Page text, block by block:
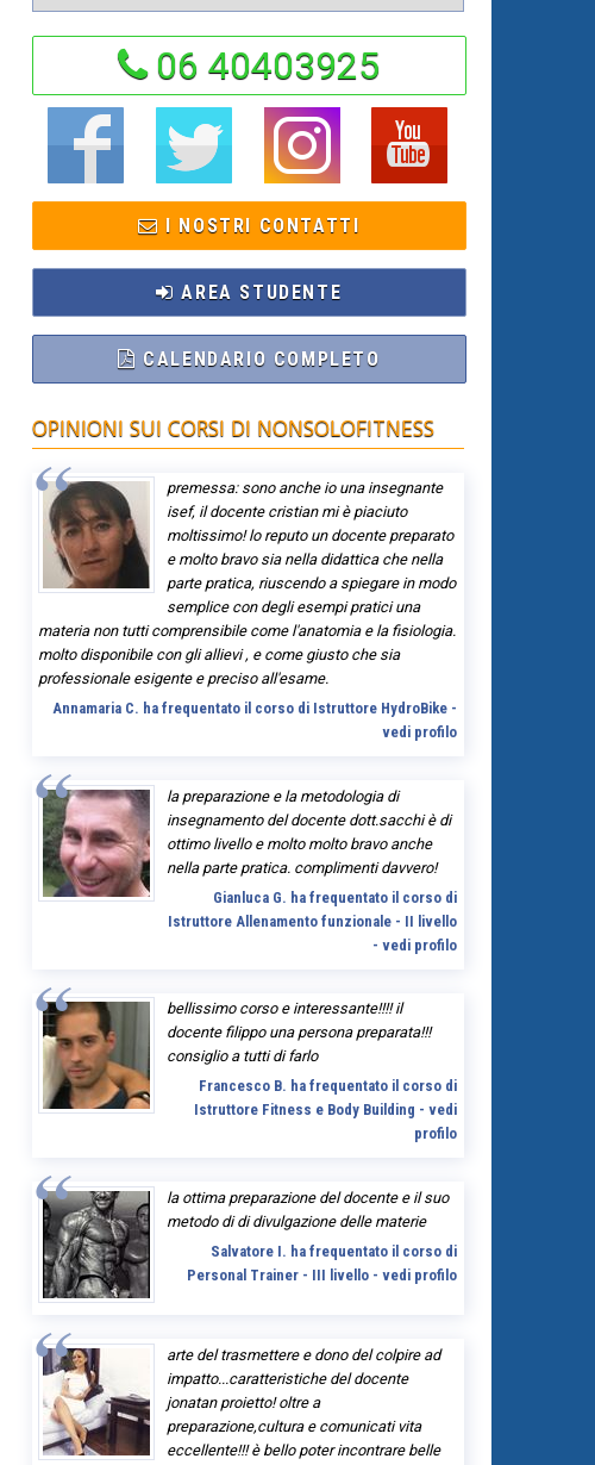
06 40403925
I NOSTRI CONTATTI
AREA STUDENTE
CALENDARIO COMPLETO
OPINIONI SUI CORSI DI NONSOLOFITNESS
premessa: sono anche io una insegnante
isef, il docente cristian mi è piaciuto
moltissimo! lo reputo un docente preparato
e molto bravo sia nella didattica che nella
parte pratica, riuscendo a spiegare in modo
semplice con degli esempi pratici una
materia non tutti comprensibile come l'anatomia e la fisiologia.
molto disponibile con gli allievi , e come giusto che sia
professionale esigente e preciso all'esame.
Annamaria C. ha frequentato il corso di Istruttore HydroBike -
vedi profilo
la preparazione e la metodologia di
insegnamento del docente dott.sacchi è di
ottimo livello e molto molto bravo anche
nella parte pratica. complimenti davvero!
Gianluca G. ha frequentato il corso di
Istruttore Allenamento funzionale - II livello
- vedi profilo
bellissimo corso e interessante!!!! il
docente filippo una persona preparata!!!
consiglio a tutti di farlo
Francesco B. ha frequentato il corso di
Istruttore Fitness e Body Building - vedi
profilo
la ottima preparazione del docente e il suo
metodo di di divulgazione delle materie
Salvatore I. ha frequentato il corso di
Personal Trainer - III livello - vedi profilo
arte del trasmettere e dono del colpire ad
impatto...caratteristiche del docente
jonatan proietto! oltre a
preparazione,cultura e comunicati vita
eccellente!!! è bello poter incontrare belle